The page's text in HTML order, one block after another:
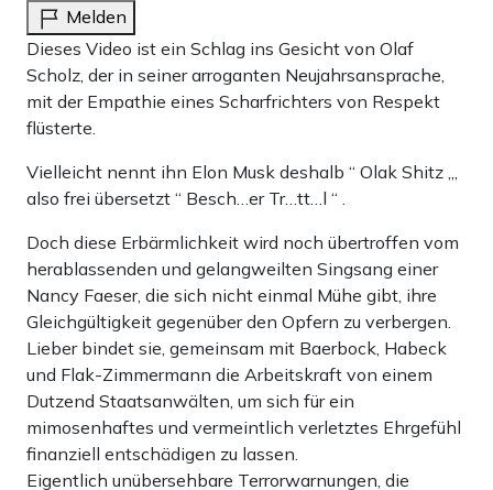
Melden
Dieses Video ist ein Schlag ins Gesicht von Olaf
Scholz, der in seiner arroganten Neujahrsansprache,
mit der Empathie eines Scharfrichters von Respekt
flüsterte.
Vielleicht nennt ihn Elon Musk deshalb “ Olak Shitz „,
also frei übersetzt “ Besch…er Tr…tt…l “ .
Doch diese Erbärmlichkeit wird noch übertroffen vom
herablassenden und gelangweilten Singsang einer
Nancy Faeser, die sich nicht einmal Mühe gibt, ihre
Gleichgültigkeit gegenüber den Opfern zu verbergen.
Lieber bindet sie, gemeinsam mit Baerbock, Habeck
und Flak-Zimmermann die Arbeitskraft von einem
Dutzend Staatsanwälten, um sich für ein
mimosenhaftes und vermeintlich verletztes Ehrgefühl
finanziell entschädigen zu lassen.
Eigentlich unübersehbare Terrorwarnungen, die